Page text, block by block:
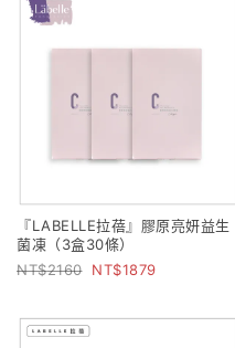
『LABELLE拉蓓』膠原亮妍益生
菌凍（3盒30條）
2160
1879